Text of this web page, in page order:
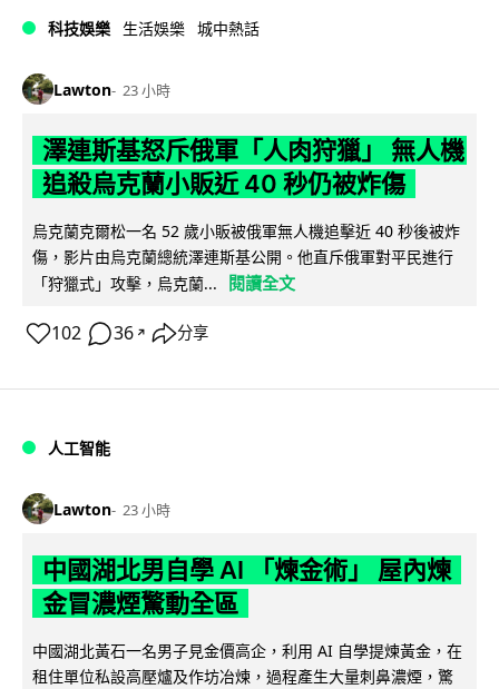
科技娛樂 生活娛樂 城中熱話
Lawton 23 小時
澤連斯基怒斥俄軍「人肉狩獵」 無人機
追殺烏克蘭小販近 40 秒仍被炸傷
烏克蘭克爾松一名 52 歲小販被俄軍無人機追擊近 40 秒後被炸
傷，影片由烏克蘭總統澤連斯基公開。他直斥俄軍對平民進行
「狩獵式」攻擊，烏克蘭...
閱讀全文
102 36 ↗ 分享
人工智能
Lawton 23 小時
中國湖北男自學 AI 「煉金術」 屋內煉
金冒濃煙驚動全區
中國湖北黃石一名男子見金價高企，利用 AI 自學提煉黃金，在
租住單位私設高壓爐及作坊冶煉，過程產生大量刺鼻濃煙，驚